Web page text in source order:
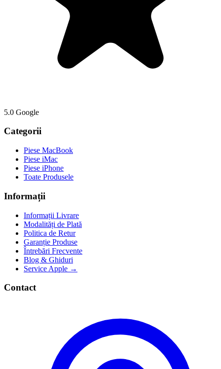
5.0 Google
Categorii
Piese MacBook
Piese iMac
Piese iPhone
Toate Produsele
Informații
Informații Livrare
Modalități de Plată
Politica de Retur
Garanție Produse
Întrebări Frecvente
Blog & Ghiduri
Service Apple →
Contact